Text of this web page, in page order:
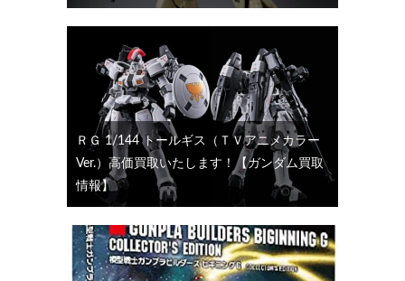
ＲＧ 1/144 トールギス（ＴＶアニメカラー
Ver.）高価買取いたします！【ガンダム買取
情報】